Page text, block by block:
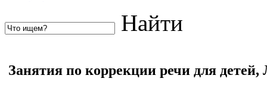
Найти
Занятия по коррекции речи для детей,